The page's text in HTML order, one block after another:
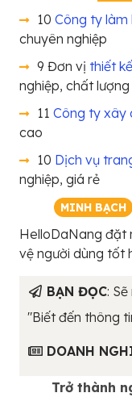
10 Công ty
chuyên nghiệp
9 Đơn vị thiết
nghiệp, chất lượng
11 Công ty xây
cao
10 Dịch vụ
nghiệp, giá rẻ
MINH BẠCH
HelloDaNang đặt
vệ người dùng tốt
BẠN ĐỌC:
"Biết đến thông
DOANH
Trở thành